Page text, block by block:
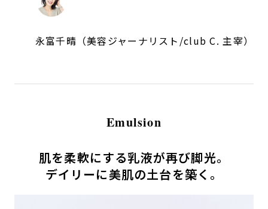
永富千晴（美容ジャーナリスト/club C. 主宰）
Emulsion
肌を柔軟にする乳液が再び脚光。
デイリーに美肌の土台を築く。